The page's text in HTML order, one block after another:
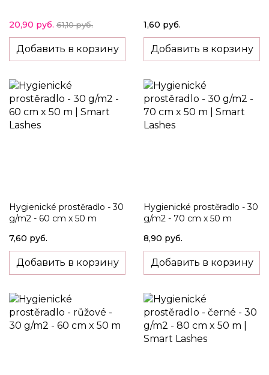
20,90 руб. 61,10 руб.
Добавить в корзину
1,60 руб.
Добавить в корзину
Hygienické prostěradlo - 30
g/m2 - 60 cm x 50 m
7,60 руб.
Добавить в корзину
Hygienické prostěradlo - 30
g/m2 - 70 cm x 50 m
8,90 руб.
Добавить в корзину